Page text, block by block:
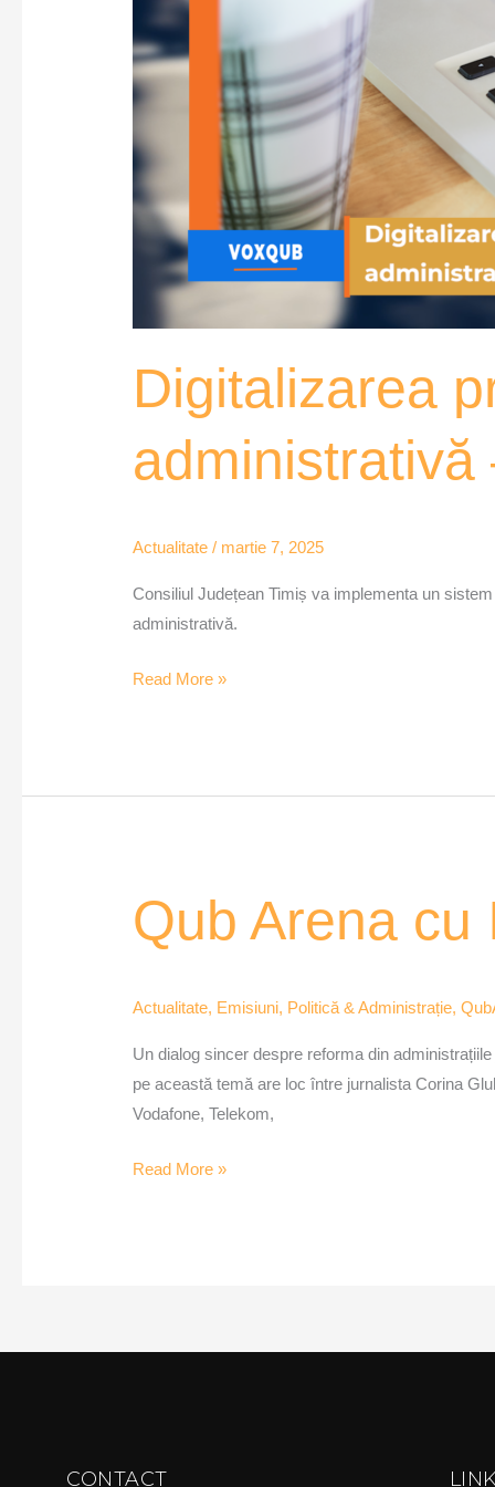
Digitalizarea
administrativă
Actualitate / martie 7, 2025
Consiliul Județean Timiș va implementa un
administrativă.
Read More »
Qub Arena cu
Actualitate, Emisiuni, Politică & Administrație,
Un dialog sincer despre reforma din
pe această temă are loc între jurnalista Corina
Vodafone, Telekom,
Qub
Arena
Cionca
Read More »
CONTACT